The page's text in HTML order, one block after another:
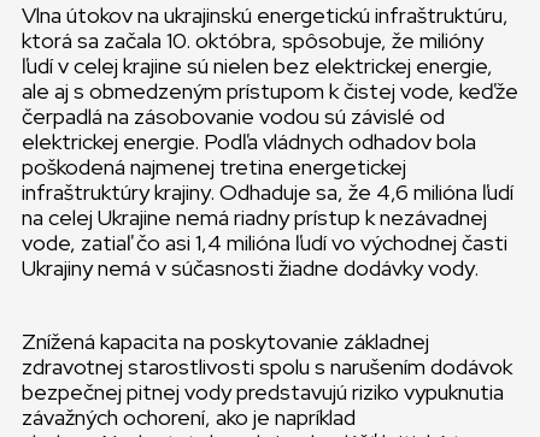
Vlna útokov na ukrajinskú energetickú infraštruktúru,
ktorá sa začala 10. októbra, spôsobuje, že milióny
ľudí v celej krajine sú nielen bez elektrickej energie,
ale aj s obmedzeným prístupom k čistej vode, keďže
čerpadlá na zásobovanie vodou sú závislé od
elektrickej energie. Podľa vládnych odhadov bola
poškodená najmenej tretina energetickej
infraštruktúry krajiny. Odhaduje sa, že 4,6 milióna ľudí
na celej Ukrajine nemá riadny prístup k nezávadnej
vode, zatiaľ čo asi 1,4 milióna ľudí vo východnej časti
Ukrajiny nemá v súčasnosti žiadne dodávky vody.
Znížená kapacita na poskytovanie základnej
zdravotnej starostlivosti spolu s narušením dodávok
bezpečnej pitnej vody predstavujú riziko vypuknutia
závažných ochorení, ako je napríklad